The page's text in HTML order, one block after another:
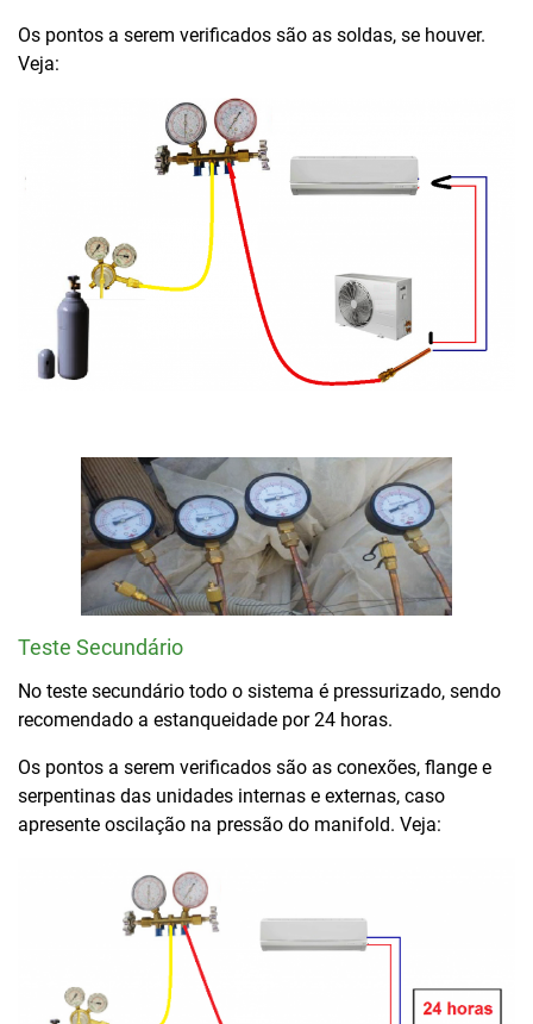
Os pontos a serem verificados são as soldas, se houver.
Veja:
Teste Secundário
No teste secundário todo o sistema é pressurizado, sendo
recomendado a estanqueidade por 24 horas.
Os pontos a serem verificados são as conexões, flange e
serpentinas das unidades internas e externas, caso
apresente oscilação na pressão do manifold. Veja: